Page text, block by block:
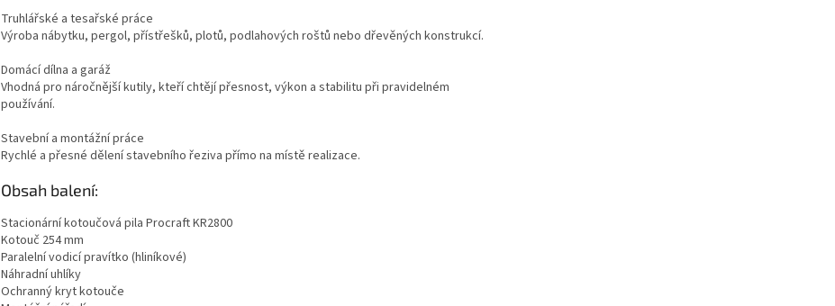
Truhlářské a tesařské práce
Výroba nábytku, pergol, přístřešků, plotů, podlahových roštů nebo dřevěných konstrukcí.
Domácí dílna a garáž
Vhodná pro náročnější kutily, kteří chtějí přesnost, výkon a stabilitu při pravidelném
používání.
Stavební a montážní práce
Rychlé a přesné dělení stavebního řeziva přímo na místě realizace.
Obsah balení:
Stacionární kotoučová pila Procraft KR2800
Kotouč 254 mm
Paralelní vodicí pravítko (hliníkové)
Náhradní uhlíky
Ochranný kryt kotouče